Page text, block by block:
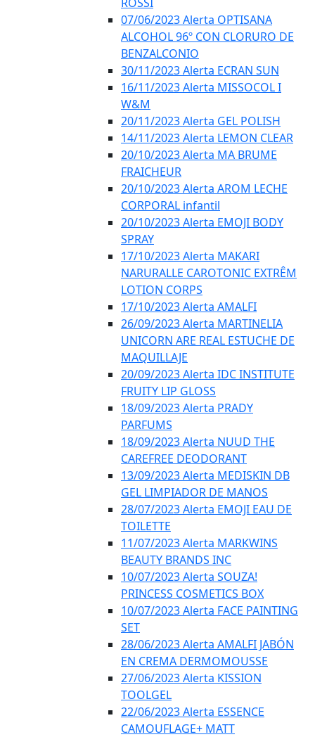
07/06/2023 Alerta OPTISANA
ALCOHOL 96º CON CLORURO DE
BENZALCONIO
30/11/2023 Alerta ECRAN SUN
16/11/2023 Alerta MISSOCOL I
W&M
20/11/2023 Alerta GEL POLISH
14/11/2023 Alerta LEMON CLEAR
20/10/2023 Alerta MA BRUME
FRAICHEUR
20/10/2023 Alerta AROM LECHE
CORPORAL infantil
20/10/2023 Alerta EMOJI BODY
SPRAY
17/10/2023 Alerta MAKARI
NARURALLE CAROTONIC EXTRÊM
LOTION CORPS
17/10/2023 Alerta AMALFI
26/09/2023 Alerta MARTINELIA
UNICORN ARE REAL ESTUCHE DE
MAQUILLAJE
20/09/2023 Alerta IDC INSTITUTE
FRUITY LIP GLOSS
18/09/2023 Alerta PRADY
PARFUMS
18/09/2023 Alerta NUUD THE
CAREFREE DEODORANT
13/09/2023 Alerta MEDISKIN DB
GEL LIMPIADOR DE MANOS
28/07/2023 Alerta EMOJI EAU DE
TOILETTE
11/07/2023 Alerta MARKWINS
BEAUTY BRANDS INC
10/07/2023 Alerta SOUZA!
PRINCESS COSMETICS BOX
10/07/2023 Alerta FACE PAINTING
SET
28/06/2023 Alerta AMALFI JABÓN
EN CREMA DERMOMOUSSE
27/06/2023 Alerta KISSION
TOOLGEL
22/06/2023 Alerta ESSENCE
CAMOUFLAGE+ MATT